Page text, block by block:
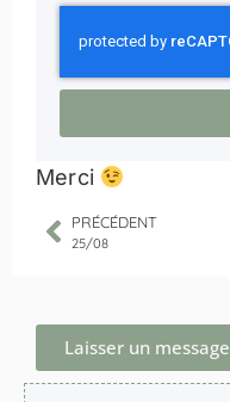
Merci
PRÉCÉDENT
25/08
Laisser un message